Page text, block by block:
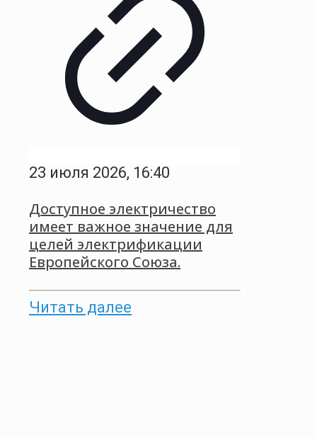
23 июля 2026, 16:40
Доступное электричество
имеет важное значение для
целей электрификации
Европейского Союза.
Читать далее